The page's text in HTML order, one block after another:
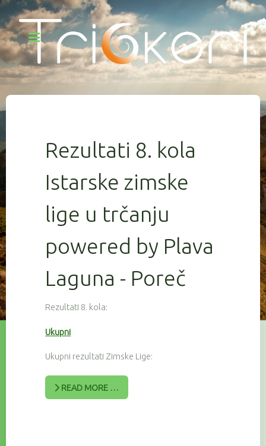
Rezultati 8. kola
Istarske zimske
lige u trčanju
powered by Plava
Laguna - Poreč
Rezultati 8. kola:
Ukupni
Ukupni rezultati Zimske Lige:
READ MORE …